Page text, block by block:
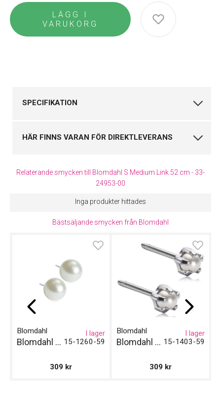
LÄGG I
VARUKORG
SPECIFIKATION
Material
Stål
HÄR FINNS VARAN FÖR DIREKTLEVERANS
Klockmaster Sundsvall
Klockmaster Kungälv
Klockmaster Sundsvall
Relaterande smycken till Blomdahl S Medium Link 52 cm - 33-
24953-00
Inga produkter hittades
Bästsäljande smycken från Blomdahl
15-1260-59
Blomdahl
Blomdahl NT Pearl 12 mm, White
I lager
309 kr
15-1403-59
Blomdahl
Blomdahl ST Tiffany Pearl 4 mm, White
I lager
309 kr